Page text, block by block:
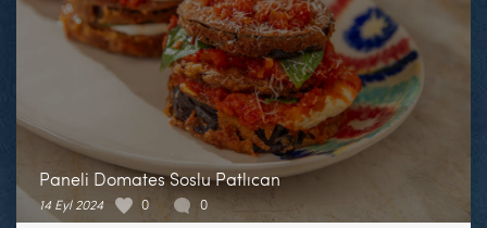
Paneli Domates Soslu Patlıcan
14 Eyl 2024 0 0